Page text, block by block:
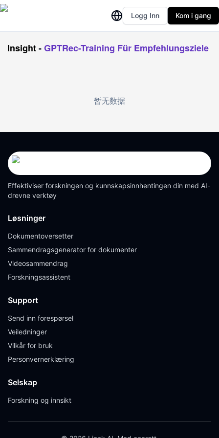
Logg Inn Kom i gang
Insight-GPTRec-Training Für Empfehlungsziele
暂无数据
Effektiviser forskningen og kunnskapsinnhentingen din med AI-
drevne verktøy
Løsninger
Dokumentoversetter
Sammendragsgenerator for dokumenter
Videosammendrag
Forskningsassistent
Support
Send inn forespørsel
Veiledninger
Vilkår for bruk
Personvernerklæring
Selskap
Forskning og innsikt